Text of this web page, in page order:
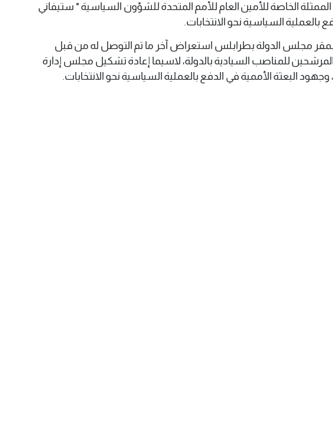
الممثلة الخاصة للأمين العام للأمم المتحدة للشؤون السياسية " ستيفاني
السياسية نحو الانتخابات.
بمقر مجلس الدولة بطرابلس استعراض آخر ما تم التوصل له من قبل
للمناصب السيادية بالدولة، لاسيما إعادة تشكيل مجلس إدارة
وجهود البعثة الأممية في الدفع بالعملية السياسية نحو الانتخابات.